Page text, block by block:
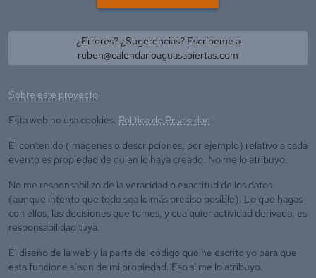
¿Errores? ¿Sugerencias? Escríbeme a
ruben@calendarioaguasabiertas.com
Sobre este proyecto
Esta web no usa cookies. Política de Privacidad
El contenido (imágenes o descripciones, por ejemplo) relativo a cada
evento es propiedad de quien lo haya creado. No me lo atribuyo.
No me responsabilizo de la veracidad o exactitud de los datos
(aunque intento que todo sea lo más preciso posible). Lo que hagas
con ellos, las decisiones que tomes, y cualquier actividad derivada, es
responsabilidad tuya.
El diseño de la web y la parte del código que he escrito yo para que
esta funcione sí son de mi propiedad. Eso sí me lo atribuyo.